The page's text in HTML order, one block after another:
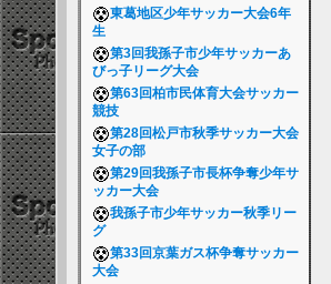
東葛地区少年サッカー大会6年
生
第3回我孫子市少年サッカーあ
びっ子リーグ大会
第63回柏市民体育大会サッカー
競技
第28回松戸市秋季サッカー大会
女子の部
第29回我孫子市長杯争奪少年サ
ッカー大会
我孫子市少年サッカー秋季リー
グ
第33回京葉ガス杯争奪サッカー
大会